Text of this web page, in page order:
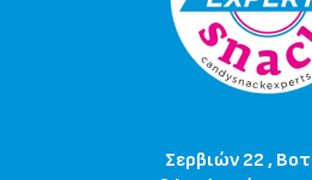
Σερβιών 22 ,